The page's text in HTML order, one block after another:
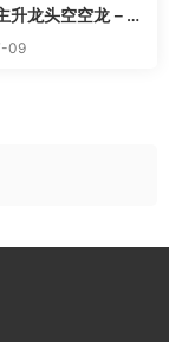
升龙头空空龙－竞
量化公式与十几
货，全篇2026061
09